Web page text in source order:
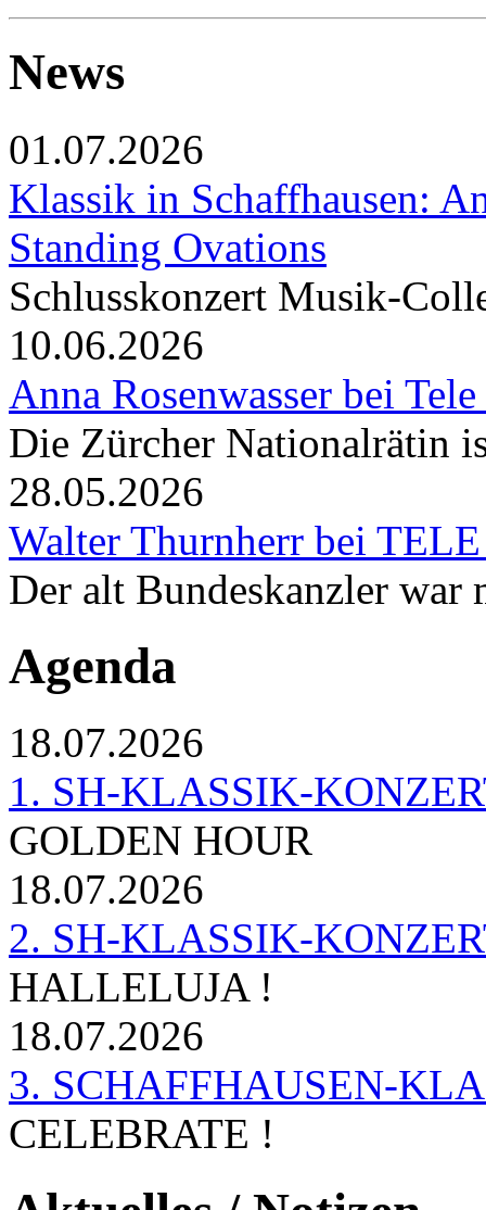
News
01.07.2026
Klassik in Schaffhausen:
Standing Ovations
Schlusskonzert Musik-
10.06.2026
Anna Rosenwasser bei
Die Zürcher Nationalrätin
28.05.2026
Walter Thurnherr bei
Der alt Bundeskanzler war
Agenda
18.07.2026
1. SH-KLASSIK-
GOLDEN HOUR
18.07.2026
2. SH-KLASSIK-
HALLELUJA !
18.07.2026
3. SCHAFFHAUSEN-
CELEBRATE !